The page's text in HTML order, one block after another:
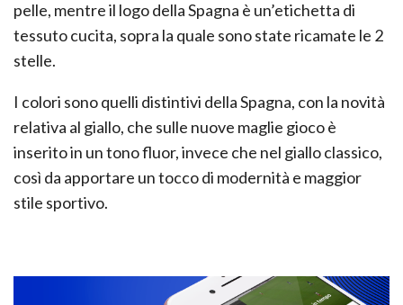
pelle, mentre il logo della Spagna è un’etichetta di
tessuto cucita, sopra la quale sono state ricamate le 2
stelle.
I colori sono quelli distintivi della Spagna, con la novità
relativa al giallo, che sulle nuove maglie gioco è
inserito in un tono fluor, invece che nel giallo classico,
così da apportare un tocco di modernità e maggior
stile sportivo.